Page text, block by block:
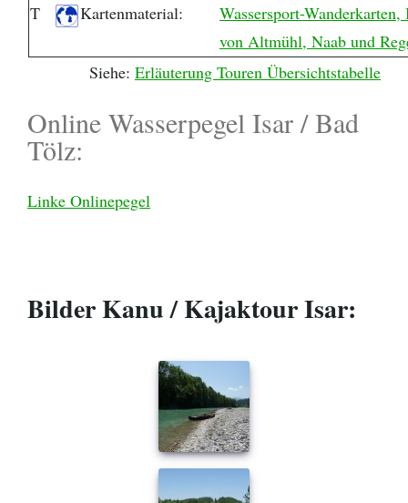
T Kartenmaterial:
Wassersport-
von Altmühl, Naab und
Siehe: Erläuterung Touren Übersichtstabelle
Online Wasserpegel Isar / Bad
Tölz:
Linke Onlinepegel
Bilder Kanu / Kajaktour Isar: